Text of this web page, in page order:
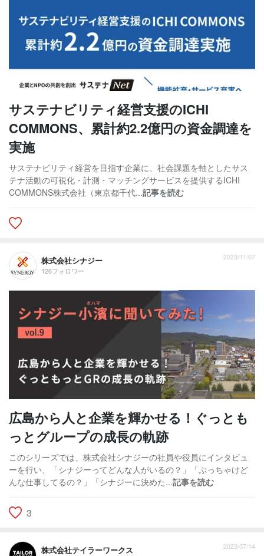
サステナビリティ経営支援のICHI
COMMONS、累計約2.2億円の資金調達を
実施
サステナビリティ経営を目指す企業に、社会課題を軸としたサス
テナ活動の可視化・計測・マッチングサービスを提供するICHI
COMMONS株式会社（東京都千代...記事を読む
株式会社シナジー
126フォロワー
2023/11/07
広島から人と企業を輝かせる！ぐっとも
っとグループの成長の軌跡
このシリーズでは、株式会社シナジーの社員や役員にインタビュ
ーを行い、「シナジーってどんな人がいるの？」「ぶっちゃけど
んな仕事してるの？」「シナジーに決めた...記事を読む
3
株式会社テイラーワークス 2023/07/14